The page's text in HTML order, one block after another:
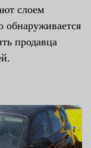
слоем
обнаруживается
продавца